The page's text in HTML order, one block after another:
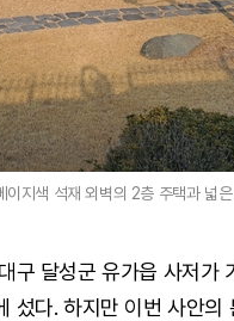
지색 석재 외벽의 2층 주택과 넓
구 달성군 유가읍 사저가
섰다. 하지만 이번 사안의